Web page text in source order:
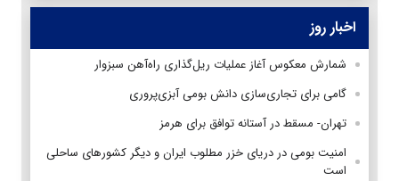
اخبار روز
شمارش معکوس آغاز عملیات ریل‌گذاری راه‌آهن سبزوار
گامی برای تجاری‌سازی دانش بومی آبزی‌پروری
تهران- مسقط در آستانه توافق برای هرمز
امنیت بومی در دریای خزر مطلوب ایران و دیگر کشورهای ساحلی
است